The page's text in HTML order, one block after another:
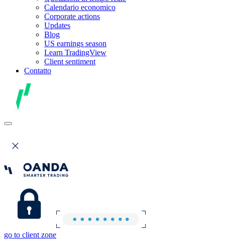
Calendario economico
Corporate actions
Updates
Blog
US earnings season
Learn TradingView
Client sentiment
Contatto
go to client zone